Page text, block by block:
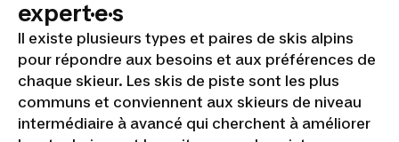
expert·e·s
Il existe plusieurs types et paires de skis alpins
pour répondre aux besoins et aux préférences de
chaque skieur. Les skis de piste sont les plus
communs et conviennent aux skieurs de niveau
intermédiaire à avancé qui cherchent à améliorer